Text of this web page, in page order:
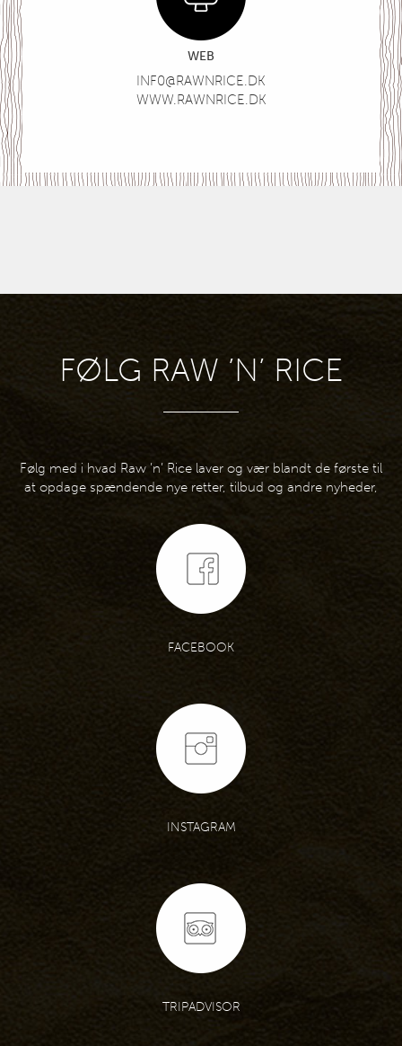
WEB
INF0@RAWNRICE.DK
WWW.RAWNRICE.DK
FØLG RAW ’N’ RICE
Følg med i hvad Raw ’n’ Rice laver og vær blandt de første til
at opdage spændende nye retter, tilbud og andre nyheder,
FACEBOOK
INSTAGRAM
TRIPADVISOR